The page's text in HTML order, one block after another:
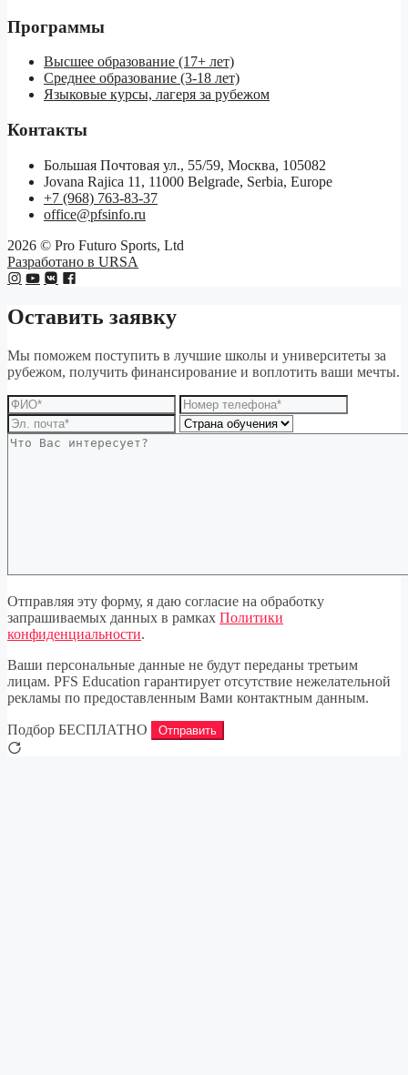
Программы
Высшее образование (17+ лет)
Среднее образование (3-18 лет)
Языковые курсы, лагеря за рубежом
Контакты
Большая Почтовая ул., 55/59, Москва, 105082
Jovana Rajica 11, 11000 Belgrade, Serbia, Europe
+7 (968) 763-83-37
office@pfsinfo.ru
2026 © Pro Futuro Sports, Ltd
Разработано в URSA
Оставить заявку
Мы поможем поступить в лучшие школы и университеты за
рубежом, получить финансирование и воплотить ваши мечты.
Отправляя эту форму, я даю согласие на обработку
запрашиваемых данных в рамках Политики
конфиденциальности.
Ваши персональные данные не будут переданы третьим
лицам. PFS Education гарантирует отсутствие нежелательной
рекламы по предоставленным Вами контактным данным.
Подбор БЕСПЛАТНО Отправить